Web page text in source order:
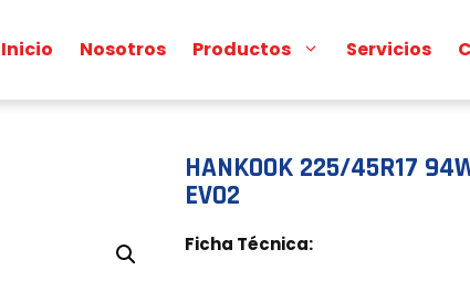
Inicio Nosotros Productos Servicios
HANKOOK 225/45R17
EVO2
Ficha Técnica: